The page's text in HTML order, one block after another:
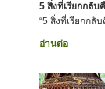
5 สิ่งที่เรียกกลับ
“5 สิ่งที่เรียกกลั
อ่านต่อ